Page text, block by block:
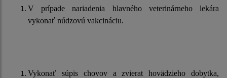
V prípade nariadenia hlavného veterinárneho lekára
vykonať núdzovú vakcináciu.
Vykonať súpis chovov a zvierat hovädzieho dobytka,